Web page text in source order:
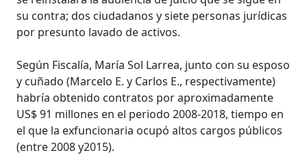
su contra; dos ciudadanos y siete personas jurídicas
por presunto lavado de activos.
Según Fiscalía, María Sol Larrea, junto con su esposo
y cuñado (Marcelo E. y Carlos E., respectivamente)
habría obtenido contratos por aproximadamente
US$ 91 millones en el periodo 2008-2018, tiempo en
el que la exfuncionaria ocupó altos cargos públicos
(entre 2008 y2015).